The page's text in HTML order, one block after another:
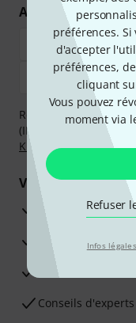
préférences.
d'accepter
préférences,
cliquant
Vous pouvez
moment via
Refuser
Infos légales
Achetez et payez
Réglez de manière
(IBAN/BIC), PayPal,
Klarna Payer en 3
Vos avantages
Ga­ran­tie
Garantie 30
Conseils